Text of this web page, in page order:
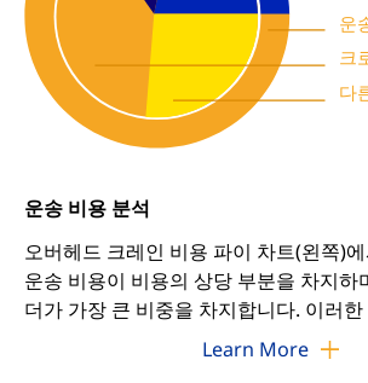
운
크
다
운송 비용 분석
오버헤드 크레인 비용 파이 차트(왼쪽)
운송 비용이 비용의 상당 부분을 차지하
더가 가장 큰 비중을 차지합니다. 이러
하기 위해 저희는 완전 크레인 패키지와
패키지, 두 가지 맞춤형 솔루션을 제공합
Learn More